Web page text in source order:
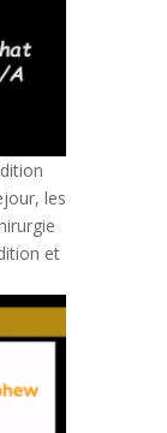
les
et